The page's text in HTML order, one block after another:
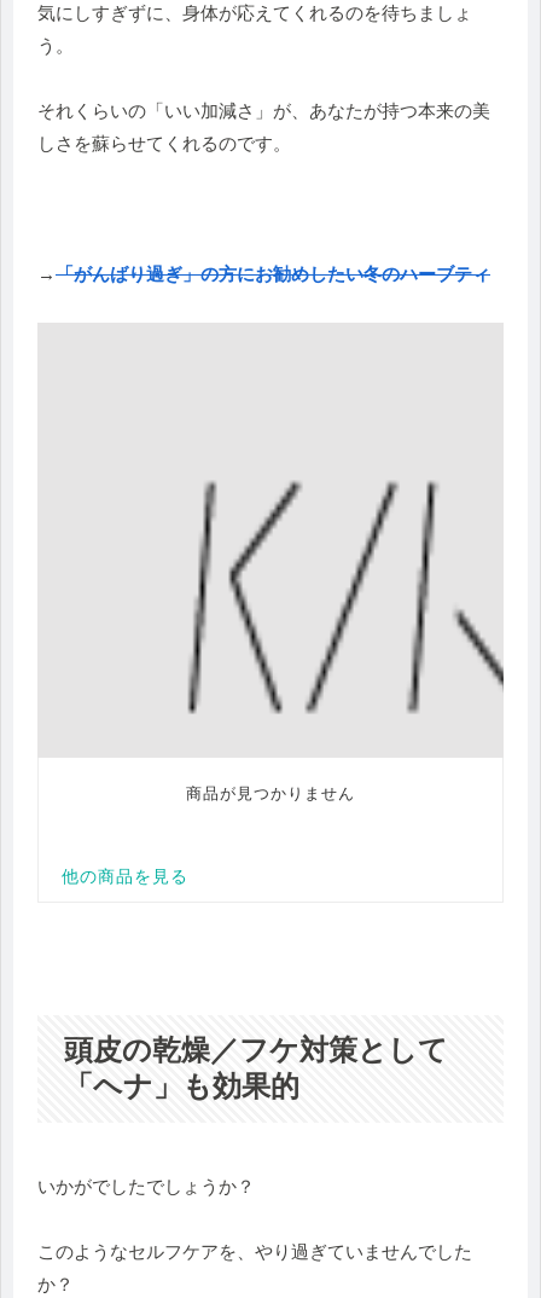
気にしすぎずに、 身体が応えてくれるのを待ちましょ
う。
それくらいの「いい加減さ」が、 あなたが持つ本来の美
しさを蘇らせてくれるのです。
→「がんばり過ぎ」の方にお勧めしたい冬のハーブティ
頭皮の乾燥／フケ対策として
「ヘナ」も効果的
いかがでしたでしょうか？
このようなセルフケアを、やり過ぎていませんでした
か？